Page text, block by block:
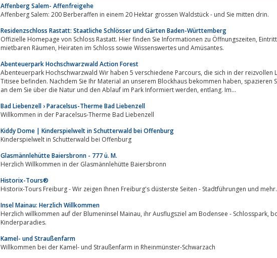
Affenberg Salem- Affenfreigehe
Affenberg Salem: 200 Berberaffen in einem 20 Hektar grossen Waldstück - und Sie mitten drin.
Residenzschloss Rastatt: Staatliche Schlösser und Gärten Baden-Württemberg
Offizielle Homepage von Schloss Rastatt. Hier finden Sie Informationen zu Öffnungszeiten, Eintrittspreisen, Führungen,
mietbaren Räumen, Heiraten im Schloss sowie Wissenswertes und Amüsantes.
Abenteuerpark Hochschwarzwald Action Forest
Abenteuerpark Hochschwarzwald Wir haben 5 verschiedene Parcours, die sich in der reizvollen Lage des Hirschbühls am
Titisee befinden. Nachdem Sie Ihr Material an unserem Blockhaus bekommen haben, spazieren Sie den „Action Forest Pfad“,
an dem Sie über die Natur und den Ablauf im Park Informiert werden, entlang. Im...
Bad Liebenzell › Paracelsus-Therme Bad Liebenzell
Willkommen in der Paracelsus-Therme Bad Liebenzell
Kiddy Dome | Kinderspielwelt in Schutterwald bei Offenburg
Kinderspielwelt in Schutterwald bei Offenburg
Glasmännlehütte Baiersbronn - 777 ü. M.
Herzlich Willkommen in der Glasmännlehütte Baiersbronn
Historix-Tours®
Historix-Tours Freiburg - Wir zeigen Ihnen Freiburg's düsterste Seiten - Stadtführungen und mehr.
Insel Mainau: Herzlich Willkommen
Herzlich willkommen auf der Blumeninsel Mainau, ihr Ausflugsziel am Bodensee - Schlosspark, botanischer Garten und
Kinderparadies.
Kamel- und Straußenfarm
Willkommen bei der Kamel- und Straußenfarm in Rheinmünster-Schwarzach